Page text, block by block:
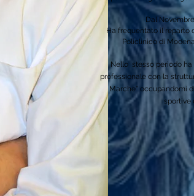
Dal
Ha frequentato il reparto
Policlinico di
Nello stesso periodo
professionale con la
Marche” occupandomi
sportive